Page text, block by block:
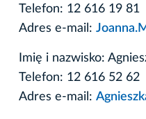
Telefon: 12 616 19 81
Adres e-mail:
Imię i nazwisko:
Telefon: 12 616 52 62
Adres e-mail: